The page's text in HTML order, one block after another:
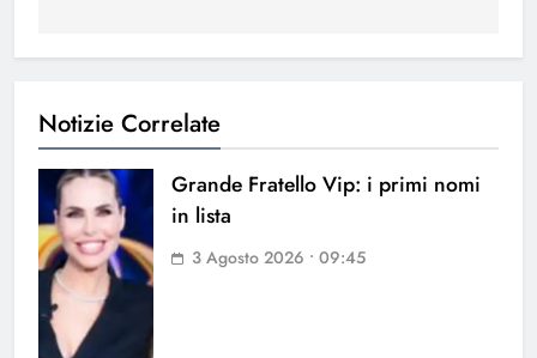
Notizie Correlate
Grande Fratello Vip: i primi nomi
in lista
3 Agosto 2026 • 09:45